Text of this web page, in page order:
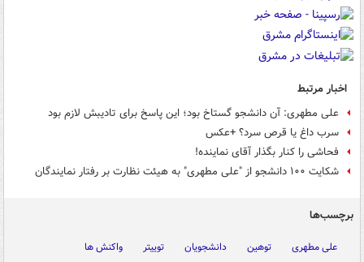
اخبار مرتبط
علی مطهری: آن دانشجو گستاخ بود؛ این پاسخ برای تادیبش لازم بود
سرب داغ یا قرص سرد؟ +عکس
فحاشی را کنار بگذار آقای نماینده!
شکایت ۱۰۰ دانشجو از "علی مطهری" به هیئت نظارت بر رفتار نمایندگان
برچسب‌ها
علی مطهری توهین دانشجویان توییتر
واکنش ها